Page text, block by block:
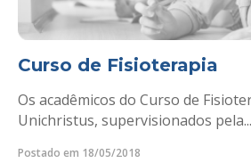
Curso de Fisioterapia
Os acadêmicos do Curso de
Unichristus, supervisionados pela...
Postado em 18/05/2018